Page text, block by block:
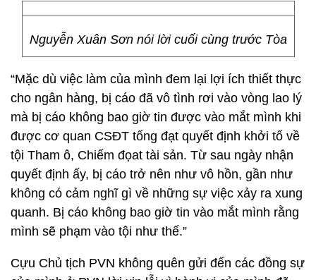
Nguyễn Xuân Sơn nói lời cuối cùng trước Tòa
“Mặc dù việc làm của mình đem lại lợi ích thiết thực
cho ngân hàng, bị cáo đã vô tình rơi vào vòng lao lý
mà bị cáo không bao giờ tin được vào mắt mình khi
được cơ quan CSĐT tống đạt quyết định khởi tố về
tội Tham ô, Chiếm đọat tài sản. Từ sau ngày nhận
quyết định ấy, bị cáo trở nên như vô hồn, gần như
không có cảm nghĩ gì về những sự việc xảy ra xung
quanh. Bị cáo không bao giờ tin vào mắt mình rằng
mình sẽ phạm vào tội như thế.”
Cựu Chủ tịch PVN không quên gửi đến các đồng sự